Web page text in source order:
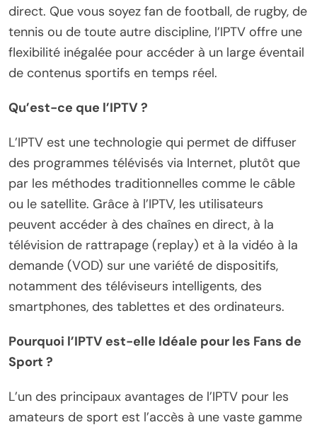
direct. Que vous soyez fan de football, de rugby, de
tennis ou de toute autre discipline, l’IPTV offre une
flexibilité inégalée pour accéder à un large éventail
de contenus sportifs en temps réel.
Qu’est-ce que l’IPTV ?
L’IPTV est une technologie qui permet de diffuser
des programmes télévisés via Internet, plutôt que
par les méthodes traditionnelles comme le câble
ou le satellite. Grâce à l’IPTV, les utilisateurs
peuvent accéder à des chaînes en direct, à la
télévision de rattrapage (replay) et à la vidéo à la
demande (VOD) sur une variété de dispositifs,
notamment des téléviseurs intelligents, des
smartphones, des tablettes et des ordinateurs.
Pourquoi l’IPTV est-elle Idéale pour les Fans de
Sport ?
L’un des principaux avantages de l’IPTV pour les
amateurs de sport est l’accès à une vaste gamme